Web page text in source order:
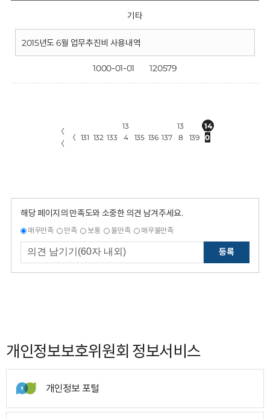
기타
2015년도 6월 업무추진비 사용내역
1000-01-01 120579
〈
〈
〈 131 132 133
13
4
135 136 137
13
8
139
14
0
해당 페이지의 만족도와 소중한 의견 남겨주세요.
매우만족 만족 보통 불만족 매우불만족
등록
개인정보보호위원회 정보서비스
개인정보 포털